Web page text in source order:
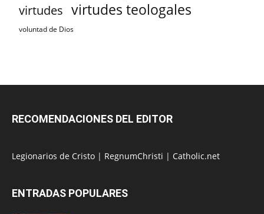
virtudes virtudes teologales
voluntad de Dios
RECOMENDACIONES DEL EDITOR
Legionarios de Cristo | RegnumChristi | Catholic.net
ENTRADAS POPULARES